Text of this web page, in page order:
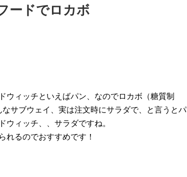
ードでロカボ
ウィッチといえばパン、なのでロカボ（糖質制
サブウェイ、実は注文時にサラダで、と言うとパ
ウィッチ、、サラダですね。
れるのでおすすめです！